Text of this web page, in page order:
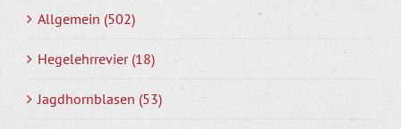
Allgemein (502)
Hegelehrrevier (18)
Jagdhornblasen (53)